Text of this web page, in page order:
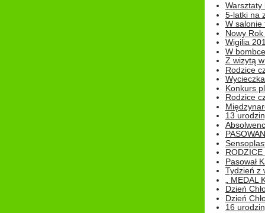
Warsztaty
5-latki na
W salonie
Nowy
Wigilia
W bombce
Z wizytą
Rodzice
Konkurs
Rodzice
13
Pasował
Tydzień z
„
Dzień
Dzień
16